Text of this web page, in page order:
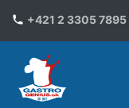
+421 2 3305 7895